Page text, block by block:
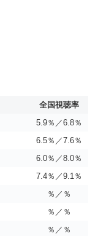
全国視聴率
5.9％／6.8％
6.5％／7.6％
6.0％／8.0％
7.4％／9.1％
％／％
％／％
％／％